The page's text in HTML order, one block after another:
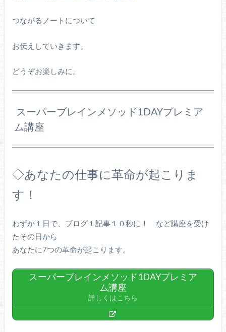
つながるノートについて
お伝えしていきます。
どうぞお楽しみに。
スーパーブレインメソッド1DAYプレミア
ム講座
◇あなたの仕事に革命が起こりま
す！
わずか１日で、ブログ１記事１０秒に！ など講座を受け
たその日から
あなたに7つの革命が起こります。
スーパーブレインメソッド1DAYプレミア
ム講座
詳しくはこちら